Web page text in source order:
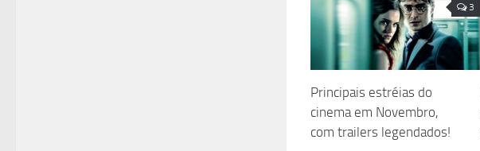
3
Principais estréias do
cinema em Novembro,
com trailers legendados!